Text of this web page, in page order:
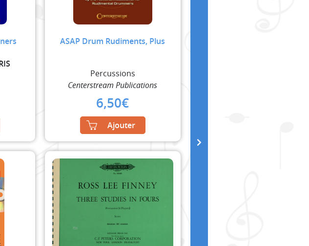
ASAP Drum Rudiments, Plus
Percussions
Centerstream Publications
6,50€
Ajouter